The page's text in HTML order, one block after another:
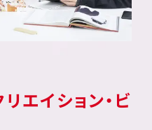
エイション・ビ